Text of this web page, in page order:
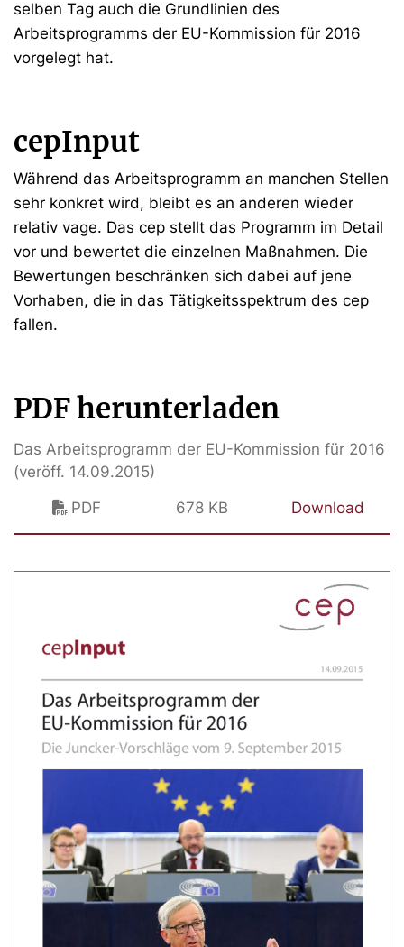
selben Tag auch die Grundlinien des
Arbeitsprogramms der EU-Kommission für 2016
vorgelegt hat.
cepInput
Während das Arbeitsprogramm an manchen Stellen
sehr konkret wird, bleibt es an anderen wieder
relativ vage. Das cep stellt das Programm im Detail
vor und bewertet die einzelnen Maßnahmen. Die
Bewertungen beschränken sich dabei auf jene
Vorhaben, die in das Tätigkeitsspektrum des cep
fallen.
PDF herunterladen
Das Arbeitsprogramm der EU-Kommission für 2016
(veröff. 14.09.2015)
PDF
678 KB Download